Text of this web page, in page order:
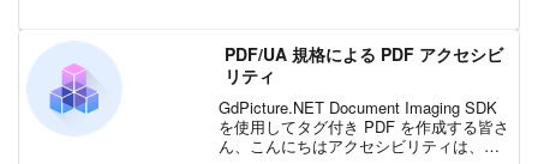
クト責任者 Nacim Ham...
PDF/UA 規格による PDF アクセシビ
リティ
GdPicture.NET Document Imaging SDK
を使用してタグ付き PDF を作成する皆さ
ん、こんにちはアクセシビリティは、マ